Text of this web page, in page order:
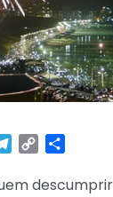
Telegram
Copy